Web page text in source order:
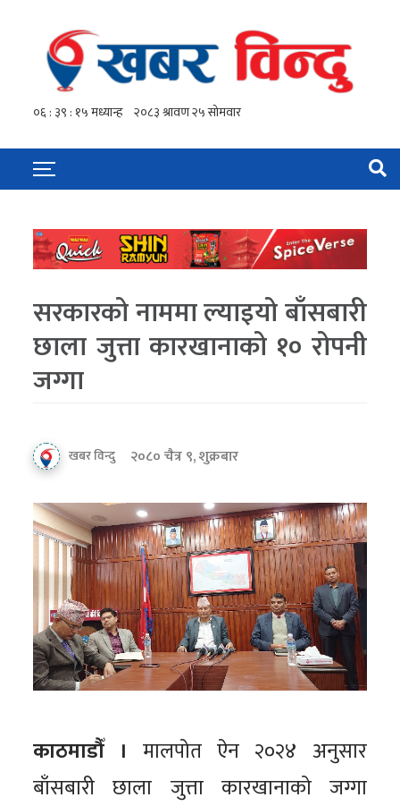
सरकारको नाममा ल्याइयो बाँसबारी
छाला जुत्ता कारखानाको १० रोपनी
जग्गा
खबर विन्दु २०८० चैत्र ९, शुक्रबार
काठमाडौँ । मालपोत ऐन २०२४ अनुसार
बाँसबारी छाला जुत्ता कारखानाको जग्गा